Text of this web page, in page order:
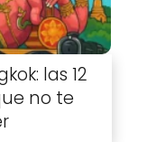
las 12
no te